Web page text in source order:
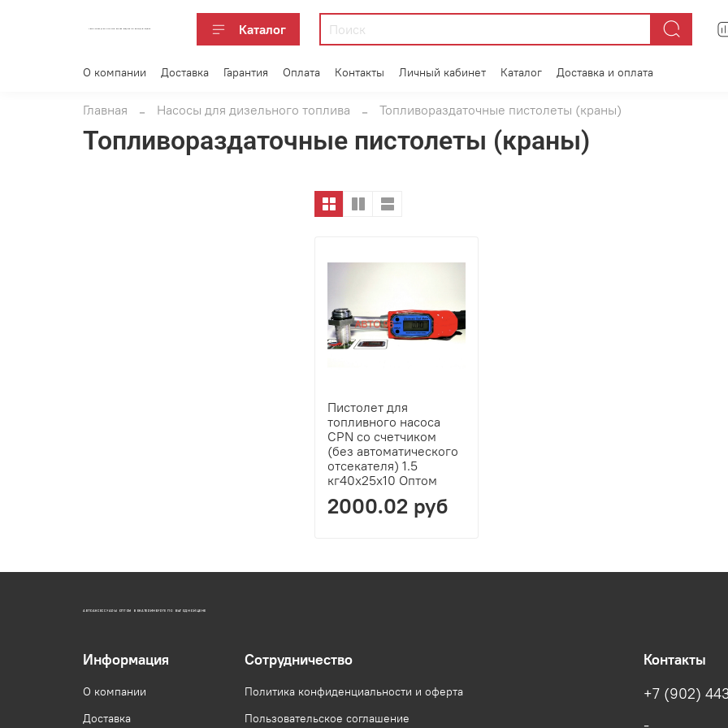
Каталог
О компании Доставка Гарантия Оплата Контакты Личный кабинет Каталог Доставка и оплата
Главная Насосы для дизельного топлива Топливораздаточные пистолеты (краны)
Топливораздаточные пистолеты (краны)
Пистолет для
топливного насоса
CPN со счетчиком
(без автоматического
отсекателя) 1.5
кг40x25x10 Оптом
2000.02 руб
АВТОАКСЕССУАРЫ ОПТОМ В ЕКАТЕРИНБУРГЕ ПО ВЫГОДНОЙ ЦЕНЕ
Информация
О компании
Доставка
Сотрудничество
Политика конфиденциальности и оферта
Пользовательское соглашение
Контакты
+7 (902)